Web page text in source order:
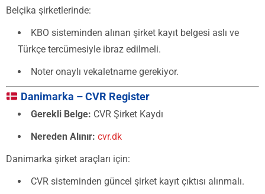
Belçika şirketlerinde:
KBO sisteminden alınan şirket kayıt belgesi aslı ve
Türkçe tercümesiyle ibraz edilmeli.
Noter onaylı vekaletname gerekiyor.
Danimarka – CVR Register
Gerekli Belge: CVR Şirket Kaydı
Nereden Alınır: cvr.dk
Danimarka şirket araçları için:
CVR sisteminden güncel şirket kayıt çıktısı alınmalı.